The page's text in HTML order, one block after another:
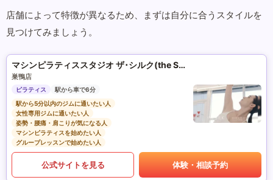
店舗によって特徴が異なるため、まずは自分に合うスタイルを
見つけてみましょう。
マシンピラティススタジオ ザ･シルク(the SILK)
巣鴨店
ピラティス
駅から車で6分
駅から5分以内のジムに通いたい人
女性専用ジムに通いたい人
姿勢・腰痛・肩こりが気になる人
マシンピラティスを始めたい人
グループレッスンで始めたい人
公式サイトを見る 体験・相談予約